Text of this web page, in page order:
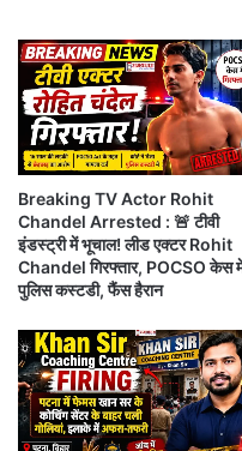
Helicopter
Iran
ईरान के
सी
औ
र
श
वि
दे
श
मं
हो
से
न
अ
मी
Breaking TV Actor Rohit
Chandel Arrested : 🚨 टीवी
इंडस्ट्री में भूचाल! लीड एक्टर Rohit
Chandel गिरफ्तार, POCSO केस
पुलिस कस्टडी, फैंस हैरान